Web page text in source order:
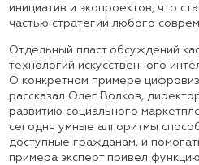
инициатив и экопроектов, что
частью стратегии любого
Отдельный пласт обсуждений
технологий искусственного
О конкретном примере
рассказал Олег Волков,
развитию социального
сегодня умные алгоритмы
доступные гражданам, и
примера эксперт привел